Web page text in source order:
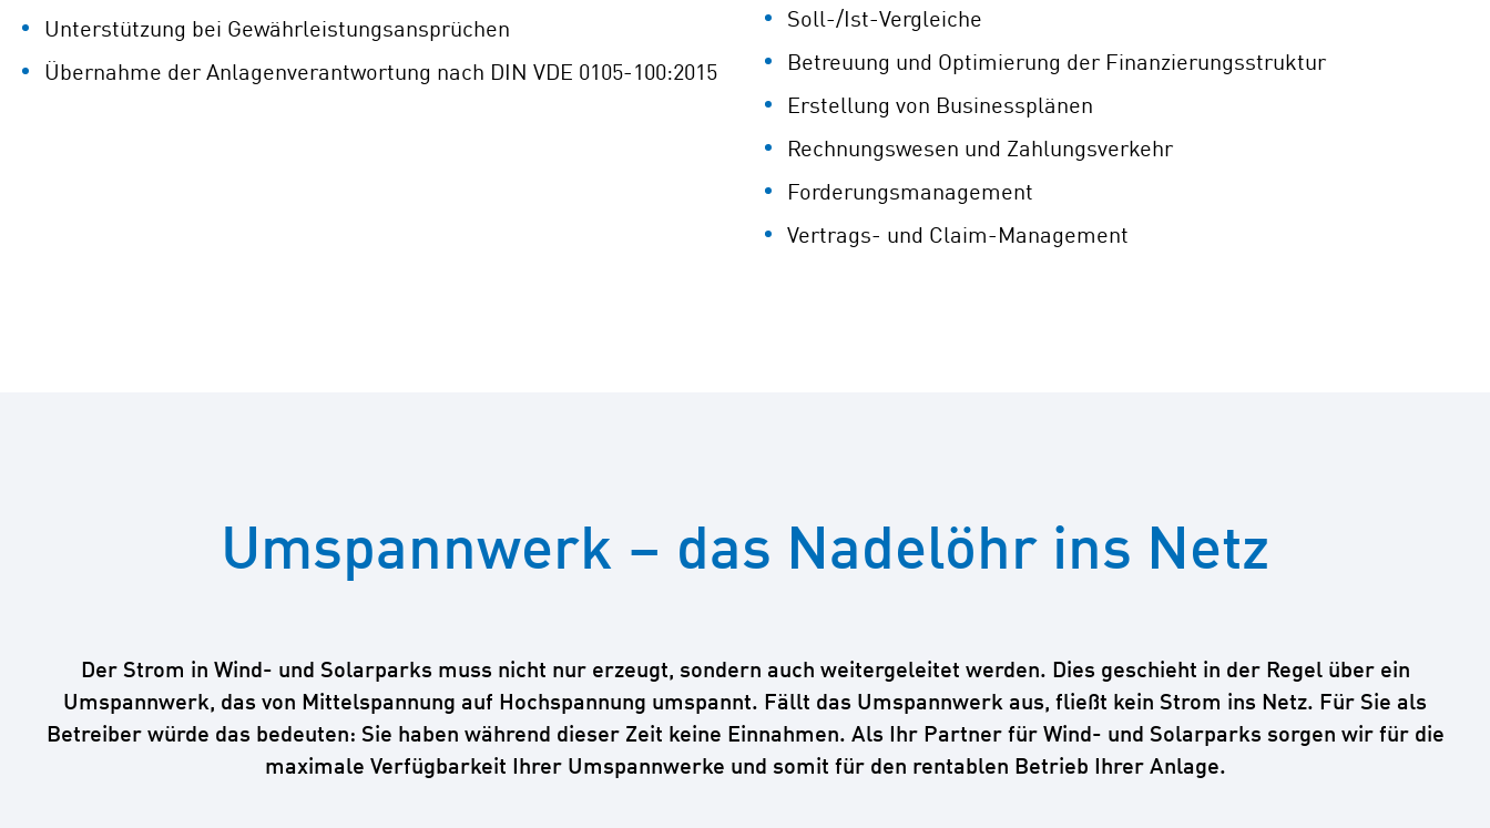
Unterstützung bei Gewährleistungsansprüchen
Übernahme der Anlagenverantwortung nach DIN VDE 0105-100:2015
Soll-/Ist-Vergleiche
Betreuung und Optimierung der Finanzierungsstruktur
Erstellung von Businessplänen
Rechnungswesen und Zahlungsverkehr
Forderungsmanagement
Vertrags- und Claim-Management
Umspannwerk – das Nadelöhr ins Netz
Der Strom in Wind- und Solarparks muss nicht nur erzeugt, sondern auch weitergeleitet werden. Dies geschieht in der Regel über ein
Umspannwerk, das von Mittelspannung auf Hochspannung umspannt. Fällt das Umspannwerk aus, fließt kein Strom ins Netz. Für Sie als
Betreiber würde das bedeuten: Sie haben während dieser Zeit keine Einnahmen. Als Ihr Partner für Wind- und Solarparks sorgen wir für die
maximale Verfügbarkeit Ihrer Umspannwerke und somit für den rentablen Betrieb Ihrer Anlage.